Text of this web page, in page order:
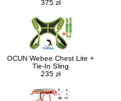
375 zł
OCUN Webee Chest Lite +
Tie-In Sling
235 zł